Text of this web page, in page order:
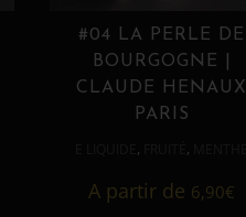
#04 LA PERLE DE
BOURGOGNE |
CLAUDE HENAUX
PARIS
, ,
A partir de 6,90€